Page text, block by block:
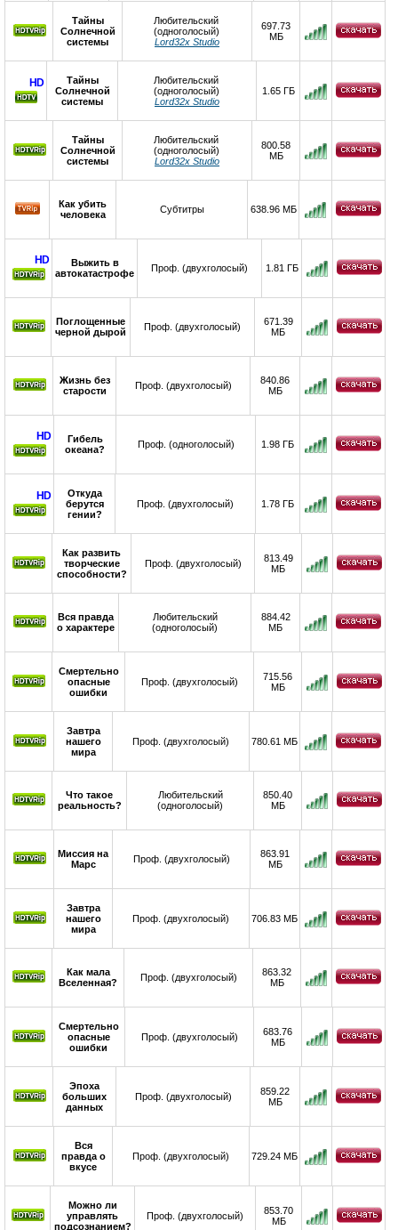
Тайны
Солнечной
системы
Любительский
(одноголосый)
Lord32x Studio
697.73
МБ
HD
Тайны
Солнечной
системы
Любительский
(одноголосый)
Lord32x Studio
1.65 ГБ
Тайны
Солнечной
системы
Любительский
(одноголосый)
Lord32x Studio
800.58
МБ
Как убить
человека
Субтитры 638.96 МБ
HD
Выжить в
автокатастрофе
Проф. (двухголосый) 1.81 ГБ
Поглощенные
черной дырой
Проф. (двухголосый)
671.39
МБ
Жизнь без
старости
Проф. (двухголосый)
840.86
МБ
HD
Гибель
океана?
Проф. (одноголосый) 1.98 ГБ
HD
Откуда
берутся
гении?
Проф. (двухголосый) 1.78 ГБ
Как развить
творческие
способности?
Проф. (двухголосый)
813.49
МБ
Вся правда
о характере
Любительский
(одноголосый)
884.42
МБ
Смертельно
опасные
ошибки
Проф. (двухголосый)
715.56
МБ
Завтра
нашего
мира
Проф. (двухголосый) 780.61 МБ
Что такое
реальность?
Любительский
(одноголосый)
850.40
МБ
Миссия на
Марс
Проф. (двухголосый)
863.91
МБ
Завтра
нашего
мира
Проф. (двухголосый) 706.83 МБ
Как мала
Вселенная?
Проф. (двухголосый)
863.32
МБ
Смертельно
опасные
ошибки
Проф. (двухголосый)
683.76
МБ
Эпоха
больших
данных
Проф. (двухголосый)
859.22
МБ
Вся
правда о
вкусе
Проф. (двухголосый) 729.24 МБ
Можно ли
управлять
подсознанием?
Проф. (двухголосый)
853.70
МБ